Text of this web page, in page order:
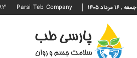
جمعه , ۱۶ مرداد ۱۴۰۵ Parsi Teb Company